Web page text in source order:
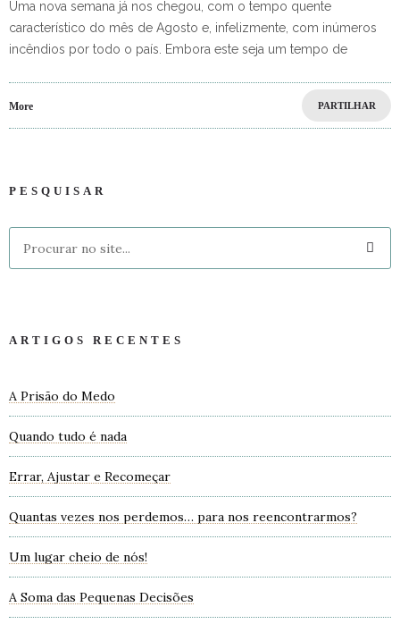
Uma nova semana já nos chegou, com o tempo quente
característico do mês de Agosto e, infelizmente, com inúmeros
incêndios por todo o país. Embora este seja um tempo de
More PARTILHAR
PESQUISAR
ARTIGOS RECENTES
A Prisão do Medo
Quando tudo é nada
Errar, Ajustar e Recomeçar
Quantas vezes nos perdemos… para nos reencontrarmos?
Um lugar cheio de nós!
A Soma das Pequenas Decisões